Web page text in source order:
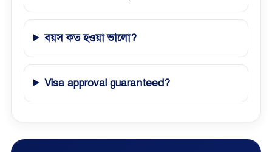
বয়স কত হওয়া ভালো?
Visa approval guaranteed?